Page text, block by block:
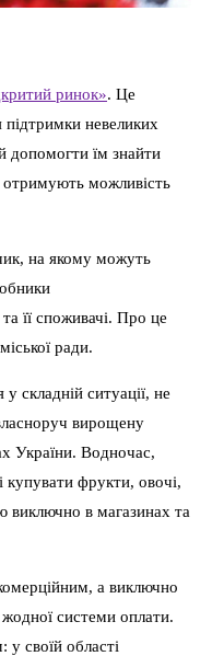
ринок». Це
невеликих
допомогти їм знайти
отримують можливість
на якому можуть
та її споживачі. Про це
ради.
складній ситуації, не
вирощену
України. Водночас,
фрукти, овочі,
виключно в магазинах та
а виключно
системи оплати.
у своїй області